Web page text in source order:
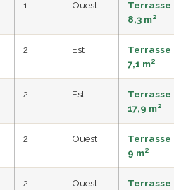
1 Ouest
Terrasse
8,3 m²
2 Est
Terrasse
7,1 m²
2 Est
Terrasse
17,9 m²
2 Ouest
Terrasse
9 m²
2 Ouest
Terrasse